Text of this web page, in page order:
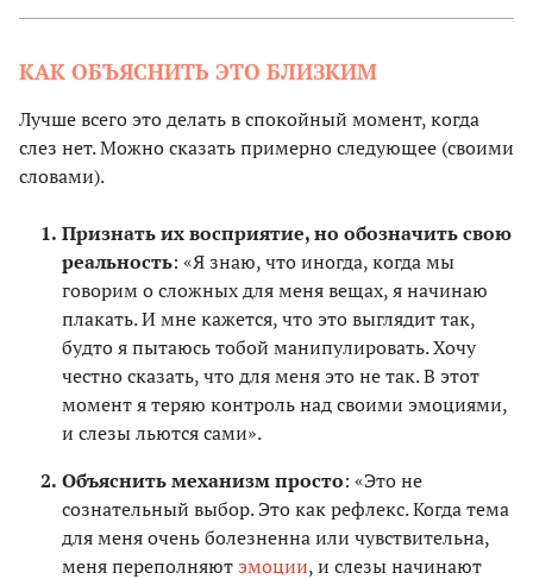
КАК ОБЪЯСНИТЬ ЭТО БЛИЗКИМ
Лучше всего это делать в спокойный момент, когда
слез нет. Можно сказать примерно следующее (своими
словами).
Признать их восприятие, но обозначить свою
реальность: «Я знаю, что иногда, когда мы
говорим о сложных для меня вещах, я начинаю
плакать. И мне кажется, что это выглядит так,
будто я пытаюсь тобой манипулировать. Хочу
честно сказать, что для меня это не так. В этот
момент я теряю контроль над своими эмоциями,
и слезы льются сами».
Объяснить механизм просто: «Это не
сознательный выбор. Это как рефлекс. Когда тема
для меня очень болезненна или чувствительна,
меня переполняютэмоции, и слезы начинают